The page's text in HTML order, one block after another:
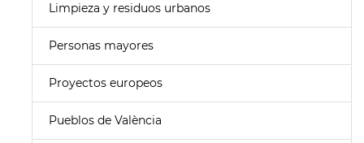
Limpieza y residuos urbanos
Personas mayores
Proyectos europeos
Pueblos de València